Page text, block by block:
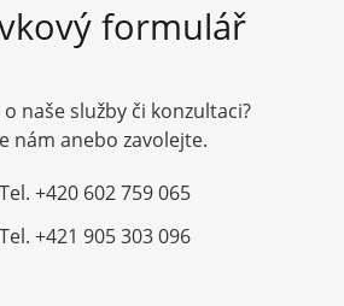
formulář
naše služby či konzultaci?
nám anebo zavolejte.
Tel. +420 602 759 065
Tel. +421 905 303 096